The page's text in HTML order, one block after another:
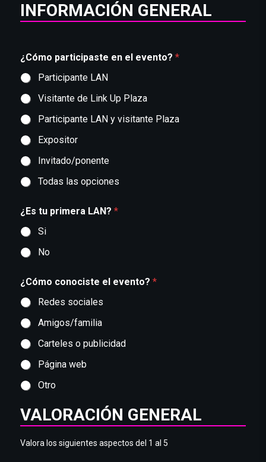
INFORMACIÓN GENERAL
¿Cómo participaste en el evento? *
Participante LAN
Visitante de Link Up Plaza
Participante LAN y visitante Plaza
Expositor
Invitado/ponente
Todas las opciones
¿Es tu primera LAN? *
Si
No
¿Cómo conociste el evento? *
Redes sociales
Amigos/familia
Carteles o publicidad
Página web
Otro
VALORACIÓN GENERAL
Valora los siguientes aspectos del 1 al 5